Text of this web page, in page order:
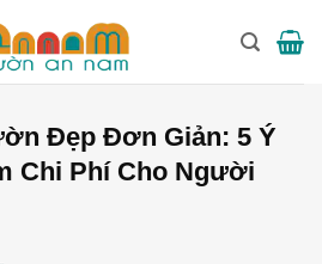
Đẹp Đơn Giản: 5 Ý
Chi Phí Cho Người